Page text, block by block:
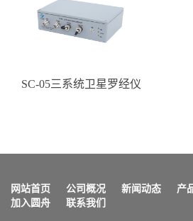
SC-05三系统卫星罗经仪
网站首页 公司概况 新闻动态 产
加入圆舟
联系我们